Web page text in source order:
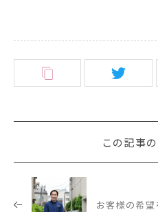
この記事
お客様の希